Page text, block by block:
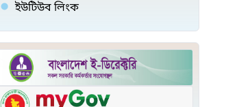
ইউটিউব লিংক